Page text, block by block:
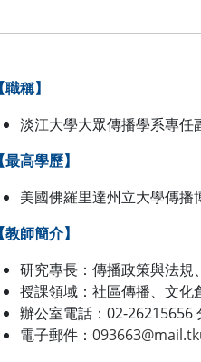
【職稱】
淡江大學大眾傳播學系專任
【最高學歷】
美國佛羅里達州立大學傳播
【教師簡介】
研究專長：傳播政策與法規
授課領域：社區傳播、文化
辦公室電話：02-26215656
電子郵件：